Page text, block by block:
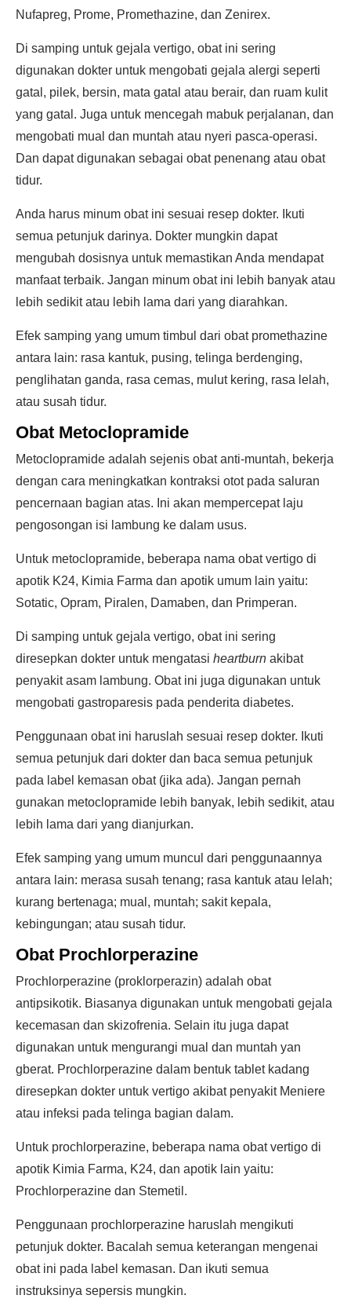
Nufapreg, Prome, Promethazine, dan Zenirex.
Di samping untuk gejala vertigo, obat ini sering
digunakan dokter untuk mengobati gejala alergi seperti
gatal, pilek, bersin, mata gatal atau berair, dan ruam kulit
yang gatal. Juga untuk mencegah mabuk perjalanan, dan
mengobati mual dan muntah atau nyeri pasca-operasi.
Dan dapat digunakan sebagai obat penenang atau obat
tidur.
Anda harus minum obat ini sesuai resep dokter. Ikuti
semua petunjuk darinya. Dokter mungkin dapat
mengubah dosisnya untuk memastikan Anda mendapat
manfaat terbaik. Jangan minum obat ini lebih banyak atau
lebih sedikit atau lebih lama dari yang diarahkan.
Efek samping yang umum timbul dari obat promethazine
antara lain: rasa kantuk, pusing, telinga berdenging,
penglihatan ganda, rasa cemas, mulut kering, rasa lelah,
atau susah tidur.
Obat Metoclopramide
Metoclopramide adalah sejenis obat anti-muntah, bekerja
dengan cara meningkatkan kontraksi otot pada saluran
pencernaan bagian atas. Ini akan mempercepat laju
pengosongan isi lambung ke dalam usus.
Untuk metoclopramide, beberapa nama obat vertigo di
apotik K24, Kimia Farma dan apotik umum lain yaitu:
Sotatic, Opram, Piralen, Damaben, dan Primperan.
Di samping untuk gejala vertigo, obat ini sering
diresepkan dokter untuk mengatasi heartburn akibat
penyakit asam lambung. Obat ini juga digunakan untuk
mengobati gastroparesis pada penderita diabetes.
Penggunaan obat ini haruslah sesuai resep dokter. Ikuti
semua petunjuk dari dokter dan baca semua petunjuk
pada label kemasan obat (jika ada). Jangan pernah
gunakan metoclopramide lebih banyak, lebih sedikit, atau
lebih lama dari yang dianjurkan.
Efek samping yang umum muncul dari penggunaannya
antara lain: merasa susah tenang; rasa kantuk atau lelah;
kurang bertenaga; mual, muntah; sakit kepala,
kebingungan; atau susah tidur.
Obat Prochlorperazine
Prochlorperazine (proklorperazin) adalah obat
antipsikotik. Biasanya digunakan untuk mengobati gejala
kecemasan dan skizofrenia. Selain itu juga dapat
digunakan untuk mengurangi mual dan muntah yan
gberat. Prochlorperazine dalam bentuk tablet kadang
diresepkan dokter untuk vertigo akibat penyakit Meniere
atau infeksi pada telinga bagian dalam.
Untuk prochlorperazine, beberapa nama obat vertigo di
apotik Kimia Farma, K24, dan apotik lain yaitu:
Prochlorperazine dan Stemetil.
Penggunaan prochlorperazine haruslah mengikuti
petunjuk dokter. Bacalah semua keterangan mengenai
obat ini pada label kemasan. Dan ikuti semua
instruksinya sepersis mungkin.